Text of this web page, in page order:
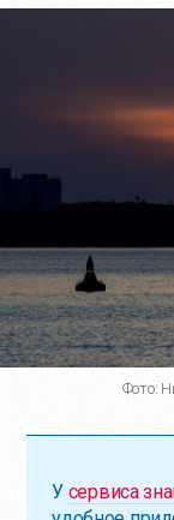
Фото:
У сервиса